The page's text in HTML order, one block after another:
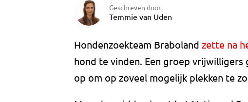
Geschreven door
Temmie van Uden
Hondenzoekteam Braboland zette na
hond te vinden. Een groep
op om op zoveel mogelijk plekken te